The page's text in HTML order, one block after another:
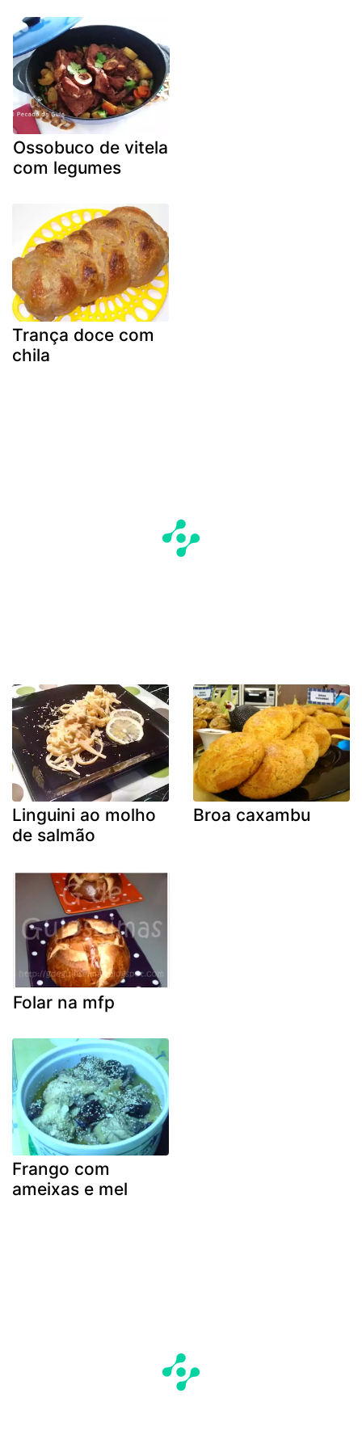
Ossobuco de vitela
com legumes
Trança doce com
chila
Linguini ao molho
de salmão
Broa caxambu
Folar na mfp
Frango com
ameixas e mel